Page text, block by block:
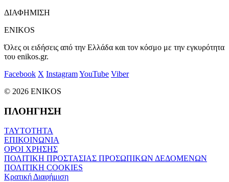
ΔΙΑΦΗΜΙΣΗ
ENIKOS
Όλες οι ειδήσεις από την Ελλάδα και τον κόσμο με την εγκυρότητα
του enikos.gr.
Facebook X InstagramYouTube Viber
© 2026 ENIKOS
ΠΛΟΗΓΗΣΗ
ΤΑΥΤΟΤΗΤΑ
ΕΠΙΚΟΙΝΩΝΙΑ
ΟΡΟΙ ΧΡΗΣΗΣ
ΠΟΛΙΤΙΚΗ ΠΡΟΣΤΑΣΙΑΣ ΠΡΟΣΩΠΙΚΩΝ ΔΕΔΟΜΕΝΩΝ
ΠΟΛΙΤΙΚΗ COOKIES
Κρατική Διαφήμιση